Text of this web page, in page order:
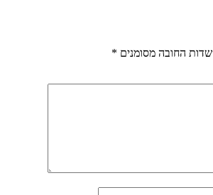
שדות החובה מסומנים *